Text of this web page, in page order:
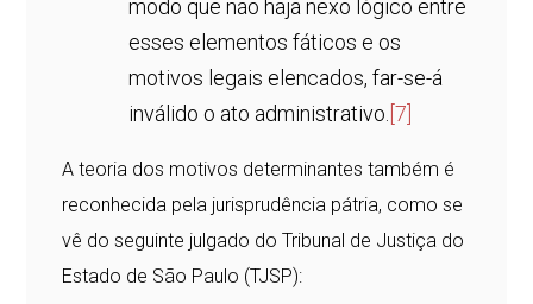
modo que não haja nexo lógico entre
esses elementos fáticos e os
motivos legais elencados, far-se-á
inválido o ato administrativo. [7]
A teoria dos motivos determinantes também é
reconhecida pela jurisprudência pátria, como se
vê do seguinte julgado do Tribunal de Justiça do
Estado de São Paulo (TJSP):